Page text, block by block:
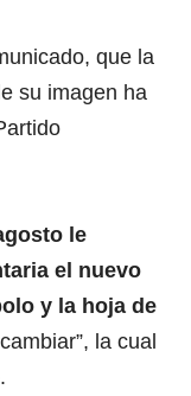
que la
su imagen ha
le
el nuevo
y la hoja de
la cual